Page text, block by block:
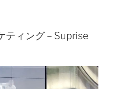
ティング – Suprise